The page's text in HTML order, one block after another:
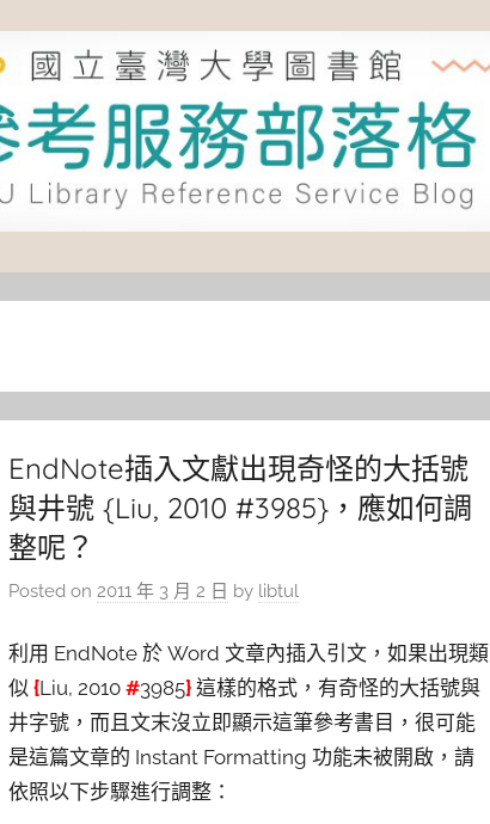
EndNote插入文獻出現奇怪的大括號
與井號 {Liu, 2010 #3985}，應如何調
整呢？
Posted on 2011 年 3 月 2 日 by libtul
利用 EndNote 於 Word 文章內插入引文，如果出現類
似 {Liu, 2010 #3985} 這樣的格式，有奇怪的大括號與
井字號，而且文末沒立即顯示這筆參考書目，很可能
是這篇文章的 Instant Formatting 功能未被開啟，請
依照以下步驟進行調整：